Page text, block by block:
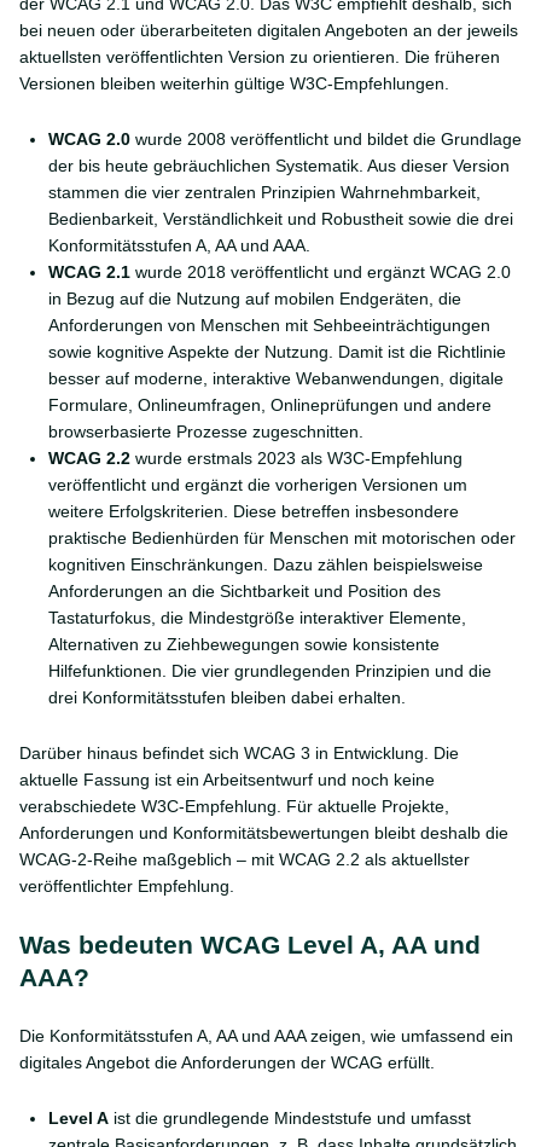
bei neuen oder überarbeiteten digitalen Angeboten an der jeweils
aktuellsten veröffentlichten Version zu orientieren. Die früheren
Versionen bleiben weiterhin gültige W3C-Empfehlungen.
WCAG 2.0 wurde 2008 veröffentlicht und bildet die Grundlage
der bis heute gebräuchlichen Systematik. Aus dieser Version
stammen die vier zentralen Prinzipien Wahrnehmbarkeit,
Bedienbarkeit, Verständlichkeit und Robustheit sowie die drei
Konformitätsstufen A, AA und AAA.
WCAG 2.1 wurde 2018 veröffentlicht und ergänzt WCAG 2.0
in Bezug auf die Nutzung auf mobilen Endgeräten, die
Anforderungen von Menschen mit Sehbeeinträchtigungen
sowie kognitive Aspekte der Nutzung. Damit ist die Richtlinie
besser auf moderne, interaktive Webanwendungen, digitale
Formulare, Onlineumfragen, Onlineprüfungen und andere
browserbasierte Prozesse zugeschnitten.
WCAG 2.2 wurde erstmals 2023 als W3C-Empfehlung
veröffentlicht und ergänzt die vorherigen Versionen um
weitere Erfolgskriterien. Diese betreffen insbesondere
praktische Bedienhürden für Menschen mit motorischen oder
kognitiven Einschränkungen. Dazu zählen beispielsweise
Anforderungen an die Sichtbarkeit und Position des
Tastaturfokus, die Mindestgröße interaktiver Elemente,
Alternativen zu Ziehbewegungen sowie konsistente
Hilfefunktionen. Die vier grundlegenden Prinzipien und die
drei Konformitätsstufen bleiben dabei erhalten.
Darüber hinaus befindet sich WCAG 3 in Entwicklung. Die
aktuelle Fassung ist ein Arbeitsentwurf und noch keine
verabschiedete W3C-Empfehlung. Für aktuelle Projekte,
Anforderungen und Konformitätsbewertungen bleibt deshalb die
WCAG-2-Reihe maßgeblich – mit WCAG 2.2 als aktuellster
veröffentlichter Empfehlung.
Was bedeuten WCAG Level A, AA und
AAA?
Die Konformitätsstufen A, AA und AAA zeigen, wie umfassend ein
digitales Angebot die Anforderungen der WCAG erfüllt.
Level A ist die grundlegende Mindeststufe und umfasst